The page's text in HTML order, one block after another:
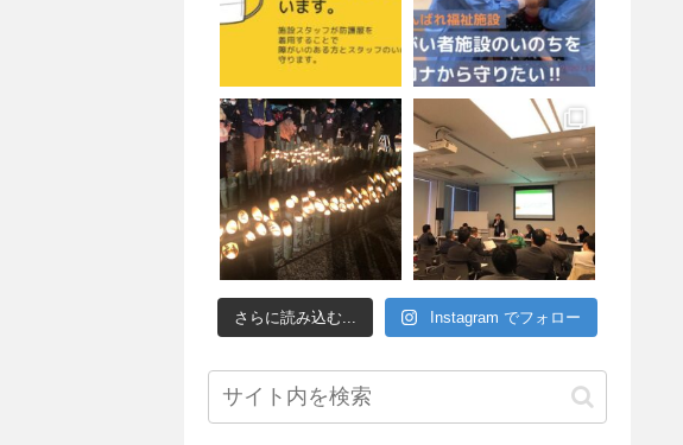
さらに読み込む... Instagram でフォロー